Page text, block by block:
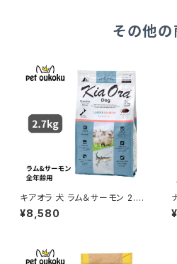
その他の
キアオラ 犬 ラム＆サーモン 2.7
kg
¥8,580